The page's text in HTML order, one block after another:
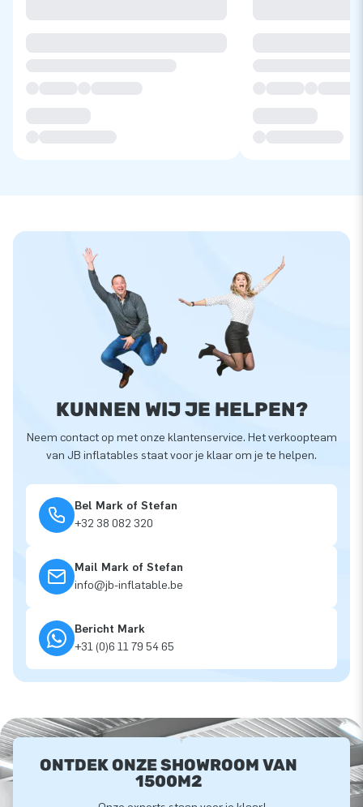
KUNNEN WIJ JE HELPEN?
Neem contact op met onze klantenservice. Het verkoopteam
van JB inflatables staat voor je klaar om je te helpen.
Bel Mark of Stefan
+32 38 082 320
Mail Mark of Stefan
info@jb-inflatable.be
Bericht Mark
+31 (0)6 11 79 54 65
ONTDEK ONZE SHOWROOM VAN
1500M2